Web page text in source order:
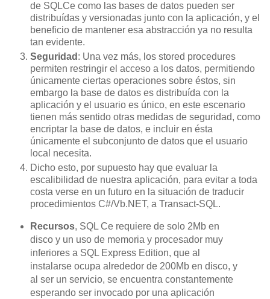
de SQLCe como las bases de datos pueden ser
distribuídas y versionadas junto con la aplicación, y el
beneficio de mantener esa abstracción ya no resulta
tan evidente.
Seguridad : Una vez más, los stored procedures
permiten restringir el acceso a los datos, permitiendo
únicamente ciertas operaciones sobre éstos, sin
embargo la base de datos es distribuída con la
aplicación y el usuario es único, en este escenario
tienen más sentido otras medidas de seguridad, como
encriptar la base de datos, e incluir en ésta
únicamente el subconjunto de datos que el usuario
local necesita.
Dicho esto, por supuesto hay que evaluar la
escalibilidad de nuestra aplicación, para evitar a toda
costa verse en un futuro en la situación de traducir
procedimientos C#/Vb.NET, a Transact-SQL.
Recursos, SQL Ce requiere de solo 2Mb en
disco y un uso de memoria y procesador muy
inferiores a SQL Express Edition, que al
instalarse ocupa alrededor de 200Mb en disco, y
al ser un servicio, se encuentra constantemente
esperando ser invocado por una aplicación